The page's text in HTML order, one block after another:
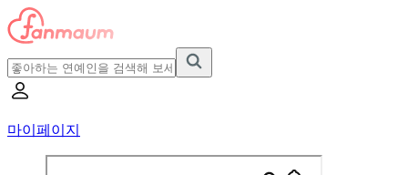
마이페이지